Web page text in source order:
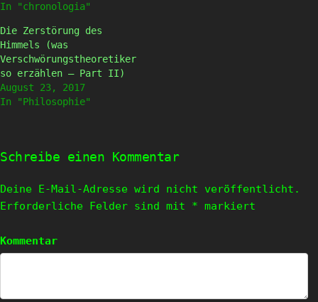
In "chronologia"
Die Zerstörung des
Himmels (was
Verschwörungstheoretiker
so erzählen – Part II)
August 23, 2017
In "Philosophie"
Schreibe einen Kommentar
Deine E-Mail-Adresse wird nicht veröffentlicht.
Erforderliche Felder sind mit * markiert
Kommentar